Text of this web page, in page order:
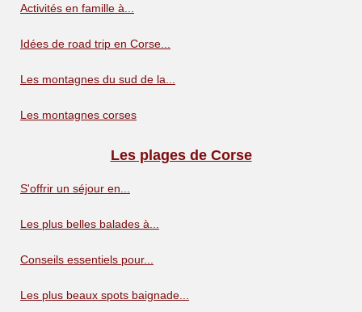
Activités en famille à...
Idées de road trip en Corse...
Les montagnes du sud de la...
Les montagnes corses
Les plages de Corse
S'offrir un séjour en...
Les plus belles balades à...
Conseils essentiels pour...
Les plus beaux spots baignade...